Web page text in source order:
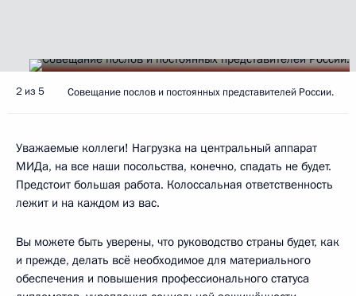
2 из 5 Совещание послов и постоянных представителей России.
Уважаемые коллеги! Нагрузка на центральный аппарат
МИДа, на все наши посольства, конечно, спадать не будет.
Предстоит большая работа. Колоссальная ответственность
лежит и на каждом из вас.
Вы можете быть уверены, что руководство страны будет, как
и прежде, делать всё необходимое для материального
обеспечения и повышения профессионального статуса